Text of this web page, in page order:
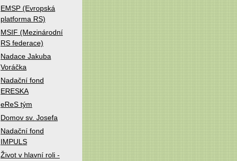
EMSP (Evropská
platforma RS)
MSIF (Mezinárodní
RS federace)
Nadace Jakuba
Voráčka
Nadační fond
ERESKA
eReS tým
Domov sv. Josefa
Nadační fond
IMPULS
Život v hlavní roli -